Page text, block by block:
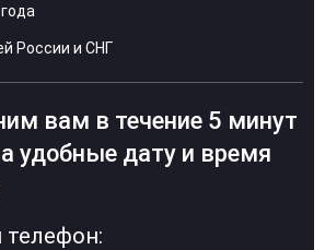
России и СНГ
вам в течение 5 минут
удобные дату и время
телефон: